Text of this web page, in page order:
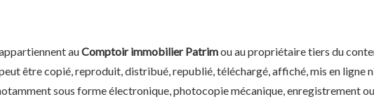
auComptoir immobilier Patrimou au propriétaire tiers du
être copié, reproduit, distribué, republié, téléchargé, affiché, mis en ligne
sous forme électronique, photocopie mécanique, enregistrement